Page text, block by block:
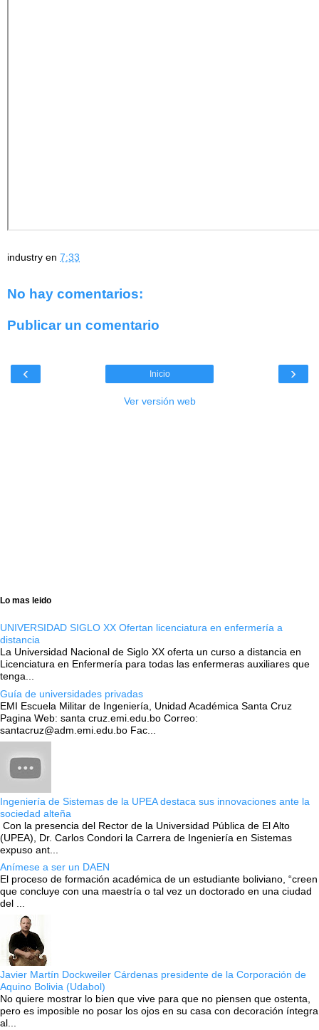
industry en 7:33
No hay comentarios:
Publicar un comentario
‹ ›
Inicio
Ver versión web
Lo mas leido
UNIVERSIDAD SIGLO XX Ofertan licenciatura en enfermería a
distancia
La Universidad Nacional de Siglo XX oferta un curso a distancia en
Licenciatura en Enfermería para todas las enfermeras auxiliares que
tenga...
Guía de universidades privadas
EMI Escuela Militar de Ingeniería, Unidad Académica Santa Cruz
Pagina Web: santa cruz.emi.edu.bo Correo:
santacruz@adm.emi.edu.bo Fac...
Ingeniería de Sistemas de la UPEA destaca sus innovaciones ante la
sociedad alteña
Con la presencia del Rector de la Universidad Pública de El Alto
(UPEA), Dr. Carlos Condori la Carrera de Ingeniería en Sistemas
expuso ant...
Anímese a ser un DAEN
El proceso de formación académica de un estudiante boliviano, “creen
que concluye con una maestría o tal vez un doctorado en una ciudad
del ...
Javier Martín Dockweiler Cárdenas presidente de la Corporación de
Aquino Bolivia (Udabol)
No quiere mostrar lo bien que vive para que no piensen que ostenta,
pero es imposible no posar los ojos en su casa con decoración íntegra
al...